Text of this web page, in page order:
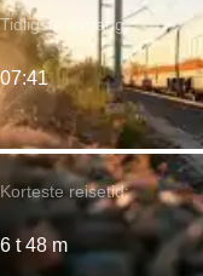
Korteste reisetid:
6 t 48 m
Tidligste avgang:
07:41